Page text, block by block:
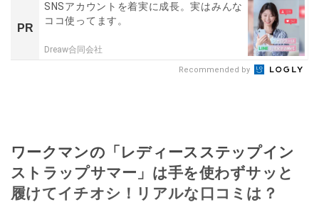
PR
SNSアカウントを着実に成長。実はみんな
ココ使ってます。
Dreaw合同会社
Recommended by
ワークマンの「レディースステップイン
ストラップサマー」は手を使わずサッと
履けてイチオシ！リアルな口コミは？